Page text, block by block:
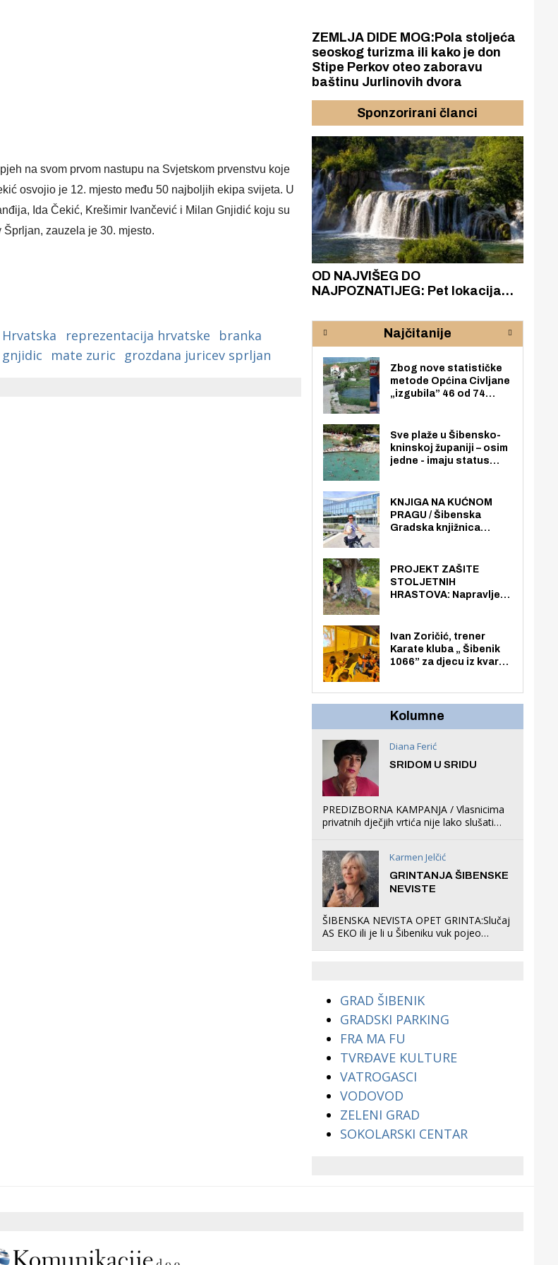
na svom prvom nastupu na Svjetskom prvenstvu koje
osvojio je 12. mjesto među 50 najboljih ekipa svijeta. U
Ida Čekić, Krešimir Ivančević i Milan Gnjidić koju su
zauzela je 30. mjesto.
Hrvatska reprezentacija hrvatske
branka
mate zuric grozdana juricev sprljan
ZEMLJA DIDE MOG:Pola stoljeća
seoskog turizma ili kako je don
Stipe Perkov oteo zaboravu
baštinu Jurlinovih dvora
Sponzorirani članci
OD NAJVIŠEG DO
NAJPOZNATIJEG: Pet lokacija
rijeke Krke
Najčitanije
Zbog nove statističke
metode Općina Civljane
„izgubila” 46 od 74
nego radno sposobnih
osoba među svojih 170
stanovnika.
Sve plaže u Šibensko-
kninskoj županiji – osim
jedne - imaju status
općoj upotrebi. Pristup
je slobodan i besplatan
za sve građane i
KNJIGA NA KUĆNOM
PRAGU / Šibenska
Gradska knjižnica
knjiga na kućnu adresu
električnim biciklom.
PROJEKT ZAŠITE
STOLJETNIH
HRASTOVA: Napravljen
Zmajevac
Ivan Zoričić, trener
Karate kluba „ Šibenik
1066” za djecu iz kvarta
organizirao dječje
Kolumne
Diana Ferić
SRIDOM U SRIDU
PREDIZBORNA KAMPANJA / Vlasnicima
privatnih dječjih vrtića nije lako slušati
što oni rade u Šibeniku ne postoji
Karmen Jelčić
GRINTANJA ŠIBENSKE
NEVISTE
ŠIBENSKA NEVISTA OPET GRINTA:Slučaj
AS EKO ili je li u Šibeniku vuk pojeo
GRAD ŠIBENIK
GRADSKI PARKING
FRA MA FU
TVRĐAVE KULTURE
VATROGASCI
VODOVOD
ZELENI GRAD
SOKOLARSKI CENTAR